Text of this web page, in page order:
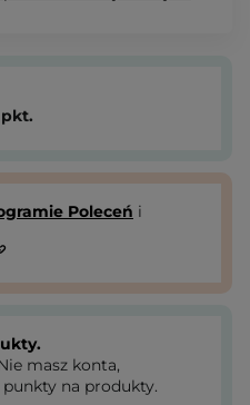
pkt.
Poleceń i
masz konta,
na produkty.